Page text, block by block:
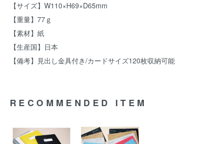
【サイズ】W110×H69×D65mm
【重量】77ｇ
【素材】紙
【生産国】日本
【備考】見出し金具付き/カードサイズ120枚収納可能
RECOMMENDED ITEM